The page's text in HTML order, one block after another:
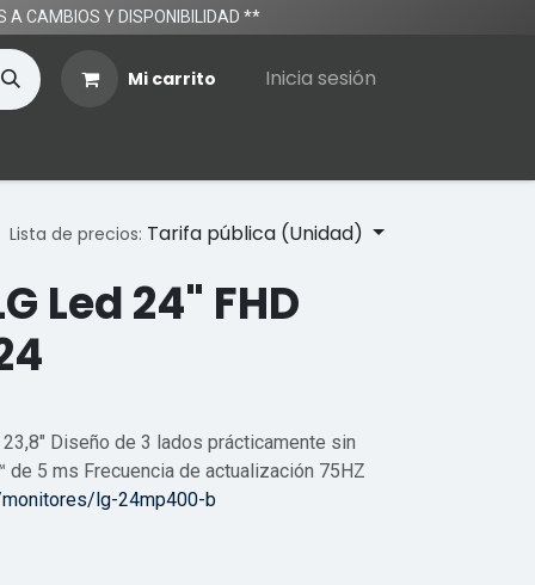
CAMBIOS Y DISPONIBILIDAD **
Mi carrito Inicia sesión
Lista de precios: Tarifa pública (Unidad)
Led 24" FHD
Diseño de 3 lados prácticamente sin
de 5 ms Frecuencia de actualización 75HZ
lg-24mp400-b